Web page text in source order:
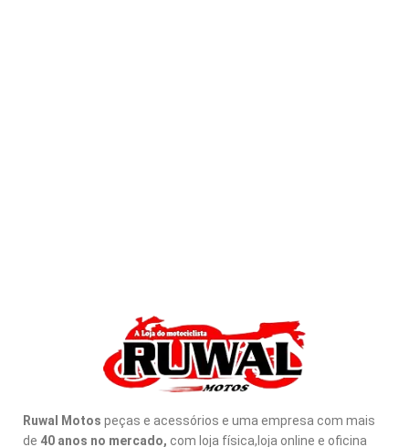
Ruwal Motos peças e acessórios e uma empresa com mais
de 40 anos no mercado, com loja física,loja online e oficina